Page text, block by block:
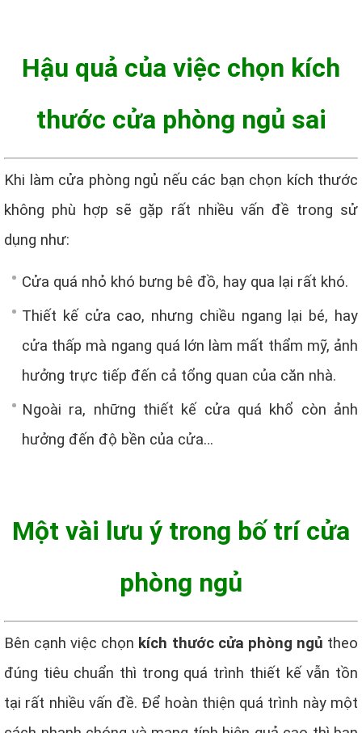
Hậu quả của việc chọn kích
thước cửa phòng ngủ sai
Khi làm cửa phòng ngủ nếu các bạn chọn kích thước
không phù hợp sẽ gặp rất nhiều vấn đề trong sử
dụng như:
Cửa quá nhỏ khó bưng bê đồ, hay qua lại rất khó.
Thiết kế cửa cao, nhưng chiều ngang lại bé, hay
cửa thấp mà ngang quá lớn làm mất thẩm mỹ, ảnh
hưởng trực tiếp đến cả tổng quan của căn nhà.
Ngoài ra, những thiết kế cửa quá khổ còn ảnh
hưởng đến độ bền của cửa…
Một vài lưu ý trong bố trí cửa
phòng ngủ
Bên cạnh việc chọn kích thước cửa phòng ngủ theo
đúng tiêu chuẩn thì trong quá trình thiết kế vẫn tồn
tại rất nhiều vấn đề. Để hoàn thiện quá trình này một